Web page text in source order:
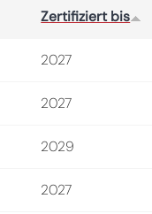
Zertifiziert bis
2027
2027
2029
2027